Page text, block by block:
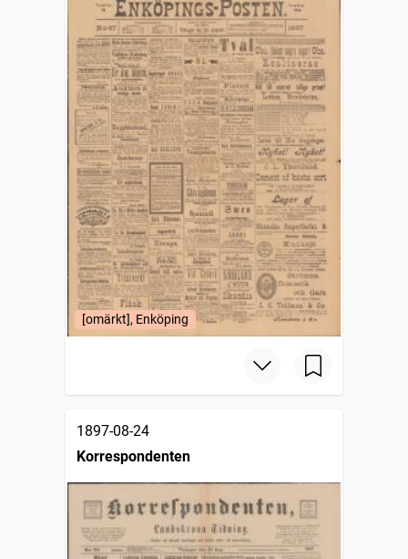
[omärkt], Enköping
1897-08-24
Korrespondenten